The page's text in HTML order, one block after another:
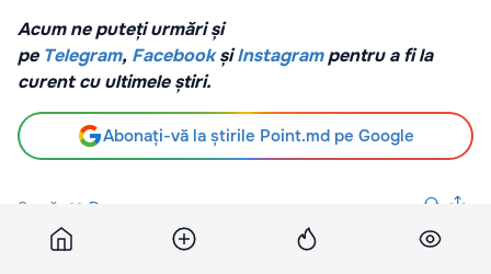
Acum ne puteți urmări și
pe Telegram, Facebook șiInstagrampentru a fi la
curent cu ultimele știri.
Abonați-vă la știrile Point.md pe Google
Sursă Dw